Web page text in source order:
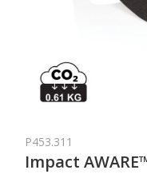
P453.311
Impact